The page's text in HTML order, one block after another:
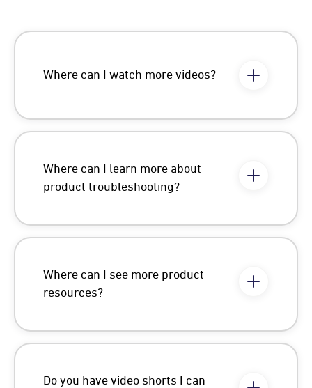
Where can I watch more videos?
Where can I learn more about
product troubleshooting?
Where can I see more product
resources?
Do you have video shorts I can